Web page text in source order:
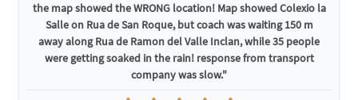
the map showed the WRONG location! Map showed Colexio la
Salle on Rua de San Roque, but coach was waiting 150 m
away along Rua de Ramon del Valle Inclan, while 35 people
were getting soaked in the rain! response from transport
company was slow."